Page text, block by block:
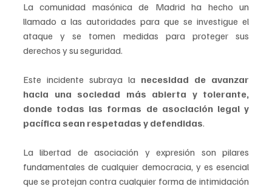
La comunidad masónica de Madrid ha hecho un
llamado a las autoridades para que se investigue el
ataque y se tomen medidas para proteger sus
derechos y su seguridad.
Este incidente subraya la necesidad de avanzar
hacia una sociedad más abierta y tolerante,
donde todas las formas de asociación legal y
pacífica sean respetadas y defendidas.
La libertad de asociación y expresión son pilares
fundamentales de cualquier democracia, y es esencial
que se protejan contra cualquier forma de intimidación